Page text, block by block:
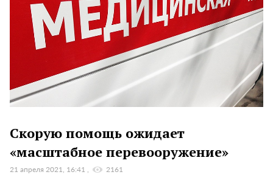
Скорую помощь ожидает
«масштабное перевооружение»
21 апреля 2021, 16:41 2161